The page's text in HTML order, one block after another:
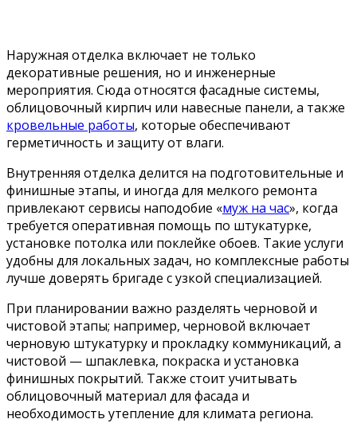
Наружная отделка включает не только
декоративные решения, но и инженерные
мероприятия. Сюда относятся фасадные системы,
облицовочный кирпич или навесные панели, а также
кровельные работы, которые обеспечивают
герметичность и защиту от влаги.
Внутренняя отделка делится на подготовительные и
финишные этапы, и иногда для мелкого ремонта
привлекают сервисы наподобие «муж на час», когда
требуется оперативная помощь по штукатурке,
установке потолка или поклейке обоев. Такие услуги
удобны для локальных задач, но комплексные работы
лучше доверять бригаде с узкой специализацией.
При планировании важно разделять черновой и
чистовой этапы; например, черновой включает
черновую штукатурку и прокладку коммуникаций, а
чистовой — шпаклевка, покраска и установка
финишных покрытий. Также стоит учитывать
облицовочный материал для фасада и
необходимость утепление для климата региона.